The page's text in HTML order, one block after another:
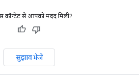
कॉन्टेंट से आपको मदद मिली?
सुझाव भेजें